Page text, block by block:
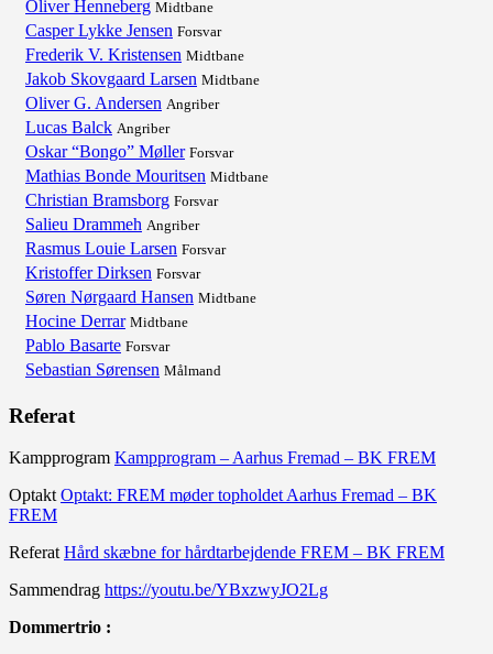
Oliver Henneberg Midtbane
Casper Lykke Jensen Forsvar
Frederik V. Kristensen Midtbane
Jakob Skovgaard Larsen Midtbane
Oliver G. Andersen Angriber
Lucas Balck Angriber
Oskar “Bongo” Møller Forsvar
Mathias Bonde Mouritsen Midtbane
Christian Bramsborg Forsvar
Salieu Drammeh Angriber
Rasmus Louie Larsen Forsvar
Kristoffer Dirksen Forsvar
Søren Nørgaard Hansen Midtbane
Hocine Derrar Midtbane
Pablo Basarte Forsvar
Sebastian Sørensen Målmand
Referat
Kampprogram Kampprogram – Aarhus Fremad – BK FREM
Optakt Optakt: FREM møder topholdet Aarhus Fremad – BK
FREM
Referat Hård skæbne for hårdtarbejdende FREM – BK FREM
Sammendrag https://youtu.be/YBxzwyJO2Lg
Dommertrio :